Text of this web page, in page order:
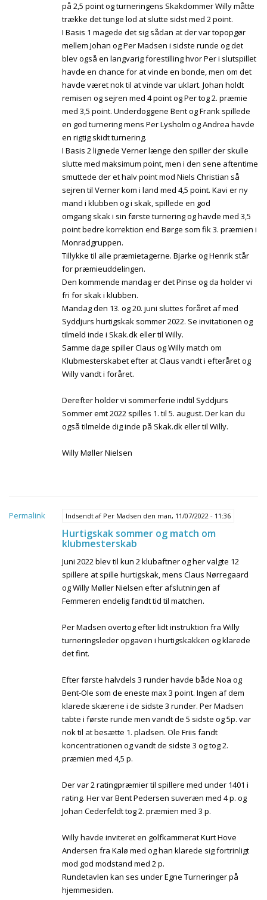
på 2,5 point og turneringens Skakdommer Willy måtte
trække det tunge lod at slutte sidst med 2 point.
I Basis 1 magede det sig sådan at der var topopgør
mellem Johan og Per Madsen i sidste runde og det
blev også en langvarig forestilling hvor Per i slutspillet
havde en chance for at vinde en bonde, men om det
havde været nok til at vinde var uklart. Johan holdt
remisen og sejren med 4 point og Per tog 2. præmie
med 3,5 point. Underdoggene Bent og Frank spillede
en god turnering mens Per Lysholm og Andrea havde
en rigtig skidt turnering.
I Basis 2 lignede Verner længe den spiller der skulle
slutte med maksimum point, men i den sene aftentime
smuttede der et halv point mod Niels Christian så
sejren til Verner kom i land med 4,5 point. Kavi er ny
mand i klubben og i skak, spillede en god
omgang skak i sin første turnering og havde med 3,5
point bedre korrektion end Børge som fik 3. præmien i
Monradgruppen.
Tillykke til alle præmietagerne. Bjarke og Henrik står
for præmieuddelingen.
Den kommende mandag er det Pinse og da holder vi
fri for skak i klubben.
Mandag den 13. og 20. juni sluttes foråret af med
Syddjurs hurtigskak sommer 2022. Se invitationen og
tilmeld inde i Skak.dk eller til Willy.
Samme dage spiller Claus og Willy match om
Klubmesterskabet efter at Claus vandt i efteråret og
Willy vandt i foråret.
Derefter holder vi sommerferie indtil Syddjurs
Sommer emt 2022 spilles 1. til 5. august. Der kan du
også tilmelde dig inde på Skak.dk eller til Willy.
Willy Møller Nielsen
Permalink Indsendt af Per Madsen den man, 11/07/2022 - 11:36
Hurtigskak sommer og match om
klubmesterskab
Juni 2022 blev til kun 2 klubaftner og her valgte 12
spillere at spille hurtigskak, mens Claus Nørregaard
og Willy Møller Nielsen efter afslutningen af
Femmeren endelig fandt tid til matchen.
Per Madsen overtog efter lidt instruktion fra Willy
turneringsleder opgaven i hurtigskakken og klarede
det fint.
Efter første halvdels 3 runder havde både Noa og
Bent-Ole som de eneste max 3 point. Ingen af dem
klarede skærene i de sidste 3 runder. Per Madsen
tabte i første runde men vandt de 5 sidste og 5p. var
nok til at besætte 1. pladsen. Ole Friis fandt
koncentrationen og vandt de sidste 3 og tog 2.
præmien med 4,5 p.
Der var 2 ratingpræmier til spillere med under 1401 i
rating. Her var Bent Pedersen suveræn med 4 p. og
Johan Cederfeldt tog 2. præmien med 3 p.
Willy havde inviteret en golfkammerat Kurt Hove
Andersen fra Kalø med og han klarede sig fortrinligt
mod god modstand med 2 p.
Rundetavlen kan ses under Egne Turneringer på
hjemmesiden.